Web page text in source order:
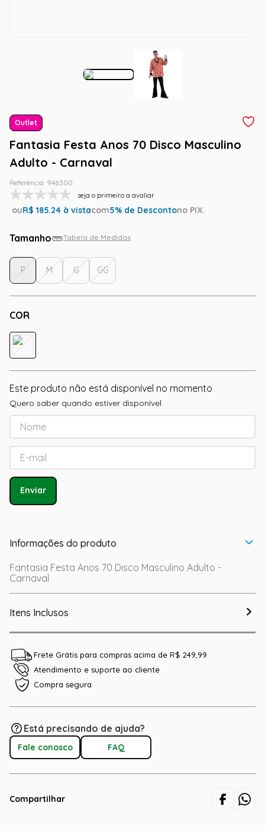
Outlet
Fantasia Festa Anos 70 Disco Masculino
Adulto - Carnaval
Referência: 946300
seja o primeiro a avaliar
ouR$ 185.24 à vistacom5% de Descontono PIX.
Tamanho Tabela de Medidas
COR
P M G GG
Este produto não está disponível no momento
Quero saber quando estiver disponível
Enviar
Informações do produto
Fantasia Festa Anos 70 Disco Masculino Adulto -
Carnaval
Itens Inclusos
Frete Grátis para compras acima de R$ 249,99
Atendimento e suporte ao cliente
Compra segura
Está precisando de ajuda?
Fale conosco FAQ
Compartilhar